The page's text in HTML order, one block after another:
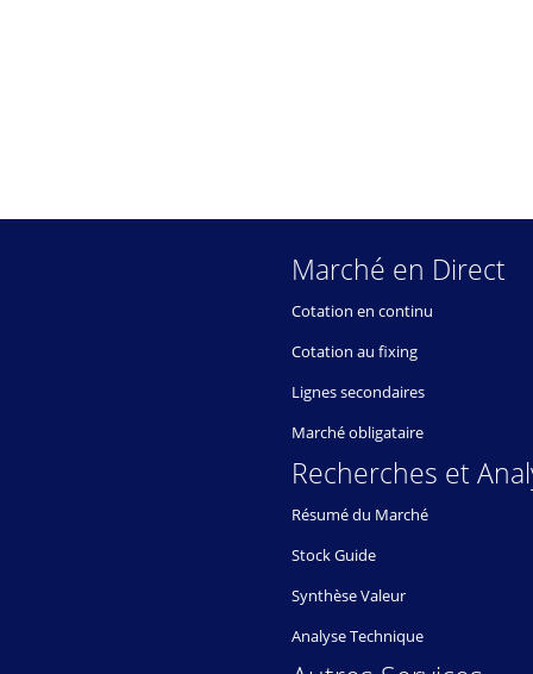
Marché en Direct
Cotation en continu
Cotation au fixing
Lignes secondaires
Marché obligataire
Recherches et
Résumé du Marché
Stock Guide
Synthèse Valeur
Analyse Technique